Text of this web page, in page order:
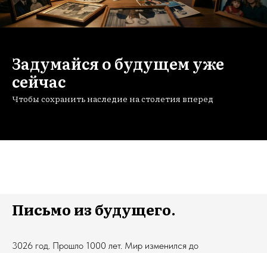
Задумайся о будущем уже
сейчас
Чтобы сохранить наследие на столетия вперед
Письмо из будущего.
3026 год. Прошло 1000 лет. Мир изменился до